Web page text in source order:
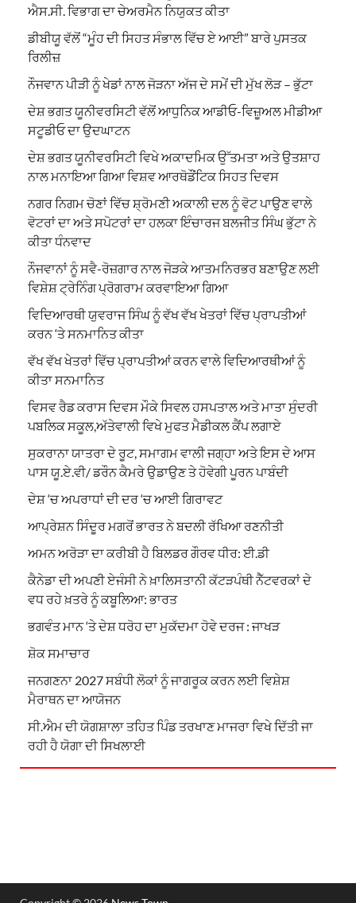
ਐਸ.ਸੀ. ਵਿਭਾਗ ਦਾ ਚੇਅਰਮੈਨ ਨਿਯੁਕਤ ਕੀਤਾ
ਡੀਬੀਯੂ ਵੱਲੋਂ “ਮੂੰਹ ਦੀ ਸਿਹਤ ਸੰਭਾਲ ਵਿੱਚ ਏ ਆਈ” ਬਾਰੇ ਪੁਸਤਕ
ਰਿਲੀਜ਼
ਨੌਜਵਾਨ ਪੀੜੀ ਨੂੰ ਖੇਡਾਂ ਨਾਲ ਜੋੜਨਾ ਅੱਜ ਦੇ ਸਮੇਂ ਦੀ ਮੁੱਖ ਲੋੜ – ਭੁੱਟਾ
ਦੇਸ਼ ਭਗਤ ਯੂਨੀਵਰਸਿਟੀ ਵੱਲੋਂ ਆਧੁਨਿਕ ਆਡੀਓ-ਵਿਜ਼ੂਅਲ ਮੀਡੀਆ
ਸਟੂਡੀਓ ਦਾ ਉਦਘਾਟਨ
ਦੇਸ਼ ਭਗਤ ਯੂਨੀਵਰਸਿਟੀ ਵਿਖੇ ਅਕਾਦਮਿਕ ਉੱਤਮਤਾ ਅਤੇ ਉਤਸ਼ਾਹ
ਨਾਲ ਮਨਾਇਆ ਗਿਆ ਵਿਸ਼ਵ ਆਰਥੋਡੌਂਟਿਕ ਸਿਹਤ ਦਿਵਸ
ਨਗਰ ਨਿਗਮ ਚੋਣਾਂ ਵਿੱਚ ਸ਼੍ਰੋਮਣੀ ਅਕਾਲੀ ਦਲ ਨੂੰ ਵੋਟ ਪਾਉਣ ਵਾਲੇ
ਵੋਟਰਾਂ ਦਾ ਅਤੇ ਸਪੋਟਰਾਂ ਦਾ ਹਲਕਾ ਇੰਚਾਰਜ ਬਲਜੀਤ ਸਿੰਘ ਭੁੱਟਾ ਨੇ
ਕੀਤਾ ਧੰਨਵਾਦ
ਨੌਜਵਾਨਾਂ ਨੂੰ ਸਵੈ-ਰੋਜ਼ਗਾਰ ਨਾਲ ਜੋੜਕੇ ਆਤਮਨਿਰਭਰ ਬਣਾਉਣ ਲਈ
ਵਿਸ਼ੇਸ਼ ਟ੍ਰੇਨਿੰਗ ਪ੍ਰੋਗਰਾਮ ਕਰਵਾਇਆ ਗਿਆ
ਵਿਦਿਆਰਥੀ ਯੁਵਰਾਜ ਸਿੰਘ ਨੂੰ ਵੱਖ ਵੱਖ ਖੇਤਰਾਂ ਵਿੱਚ ਪ੍ਰਾਪਤੀਆਂ
ਕਰਨ ‘ਤੇ ਸਨਮਾਨਿਤ ਕੀਤਾ
ਵੱਖ ਵੱਖ ਖੇਤਰਾਂ ਵਿੱਚ ਪ੍ਰਾਪਤੀਆਂ ਕਰਨ ਵਾਲੇ ਵਿਦਿਆਰਥੀਆਂ ਨੂੰ
ਕੀਤਾ ਸਨਮਾਨਿਤ
ਵਿਸਵ ਰੈਡ ਕਰਾਸ ਦਿਵਸ ਮੌਕੇ ਸਿਵਲ ਹਸਪਤਾਲ ਅਤੇ ਮਾਤਾ ਸੁੰਦਰੀ
ਪਬਲਿਕ ਸਕੂਲ,ਅੱਤੇਵਾਲੀ ਵਿਖੇ ਮੁਫਤ ਮੈਡੀਕਲ ਕੈਂਪ ਲਗਾਏ
ਸੁਕਰਾਨਾ ਯਾਤਰਾ ਦੇ ਰੂਟ, ਸਮਾਗਮ ਵਾਲੀ ਜਗ੍ਹਾ ਅਤੇ ਇਸ ਦੇ ਆਸ
ਪਾਸ ਯੂ.ਏ.ਵੀ/ ਡਰੌਨ ਕੈਮਰੇ ਉਡਾਉਣ ਤੇ ਹੋਵੇਗੀ ਪੂਰਨ ਪਾਬੰਦੀ
ਦੇਸ਼ ‘ਚ ਅਪਰਾਧਾਂ ਦੀ ਦਰ ‘ਚ ਆਈ ਗਿਰਾਵਟ
ਆਪ੍ਰੇਸ਼ਨ ਸਿੰਦੂਰ ਮਗਰੋਂ ਭਾਰਤ ਨੇ ਬਦਲੀ ਰੱਖਿਆ ਰਣਨੀਤੀ
ਅਮਨ ਅਰੋੜਾ ਦਾ ਕਰੀਬੀ ਹੈ ਬਿਲਡਰ ਗੌਰਵ ਧੀਰ: ਈ.ਡੀ
ਕੈਨੇਡਾ ਦੀ ਅਪਣੀ ਏਜੰਸੀ ਨੇ ਖ਼ਾਲਿਸਤਾਨੀ ਕੱਟੜਪੰਥੀ ਨੈੱਟਵਰਕਾਂ ਦੇ
ਵਧ ਰਹੇ ਖ਼ਤਰੇ ਨੂੰ ਕਬੂਲਿਆ: ਭਾਰਤ
ਭਗਵੰਤ ਮਾਨ ‘ਤੇ ਦੇਸ਼ ਧਰੋਹ ਦਾ ਮੁਕੱਦਮਾ ਹੋਵੇ ਦਰਜ : ਜਾਖੜ
ਸ਼ੋਕ ਸਮਾਚਾਰ
ਜਨਗਣਨਾ 2027 ਸਬੰਧੀ ਲੋਕਾਂ ਨੂੰ ਜਾਗਰੂਕ ਕਰਨ ਲਈ ਵਿਸ਼ੇਸ਼
ਮੈਰਾਥਨ ਦਾ ਆਯੋਜਨ
ਸੀ.ਐਮ ਦੀ ਯੋਗਸ਼ਾਲਾ ਤਹਿਤ ਪਿੰਡ ਤਰਖਾਣ ਮਾਜਰਾ ਵਿਖੇ ਦਿੱਤੀ ਜਾ
ਰਹੀ ਹੈ ਯੋਗਾ ਦੀ ਸਿਖਲਾਈ